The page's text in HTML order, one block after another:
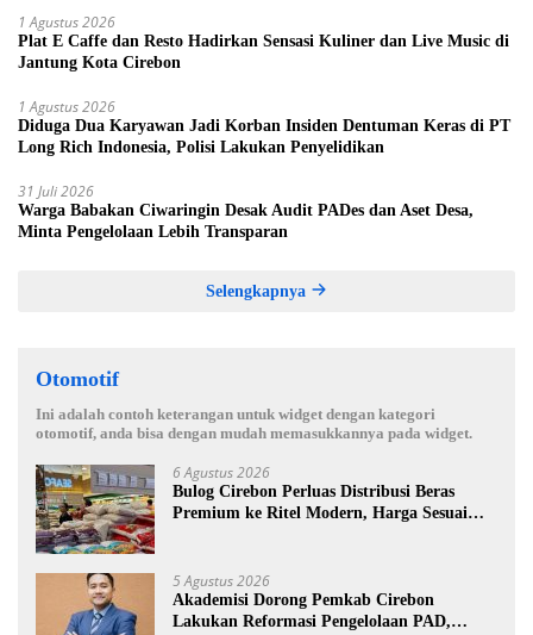
1 Agustus 2026
Plat E Caffe dan Resto Hadirkan Sensasi Kuliner dan Live Music di
Jantung Kota Cirebon
1 Agustus 2026
Diduga Dua Karyawan Jadi Korban Insiden Dentuman Keras di PT
Long Rich Indonesia, Polisi Lakukan Penyelidikan
31 Juli 2026
Warga Babakan Ciwaringin Desak Audit PADes dan Aset Desa,
Minta Pengelolaan Lebih Transparan
Selengkapnya
Otomotif
Ini adalah contoh keterangan untuk widget dengan kategori
otomotif, anda bisa dengan mudah memasukkannya pada widget.
6 Agustus 2026
Bulog Cirebon Perluas Distribusi Beras
Premium ke Ritel Modern, Harga Sesuai
5 Agustus 2026
Akademisi Dorong Pemkab Cirebon
Lakukan Reformasi Pengelolaan PAD,